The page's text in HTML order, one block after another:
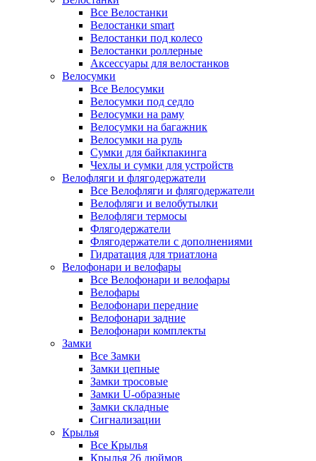
Все Велостанки
Велостанки smart
Велостанки под колесо
Велостанки роллерные
Аксессуары для велостанков
Велосумки
Все Велосумки
Велосумки под седло
Велосумки на раму
Велосумки на багажник
Велосумки на руль
Сумки для байкпакинга
Чехлы и сумки для устройств
Велофляги и флягодержатели
Все Велофляги и флягодержатели
Велофляги и велобутылки
Велофляги термосы
Флягодержатели
Флягодержатели с дополнениями
Гидратация для триатлона
Велофонари и велофары
Все Велофонари и велофары
Велофары
Велофонари передние
Велофонари задние
Велофонари комплекты
Замки
Все Замки
Замки цепные
Замки тросовые
Замки U-образные
Замки складные
Сигнализации
Крылья
Все Крылья
Крылья 26 дюймов